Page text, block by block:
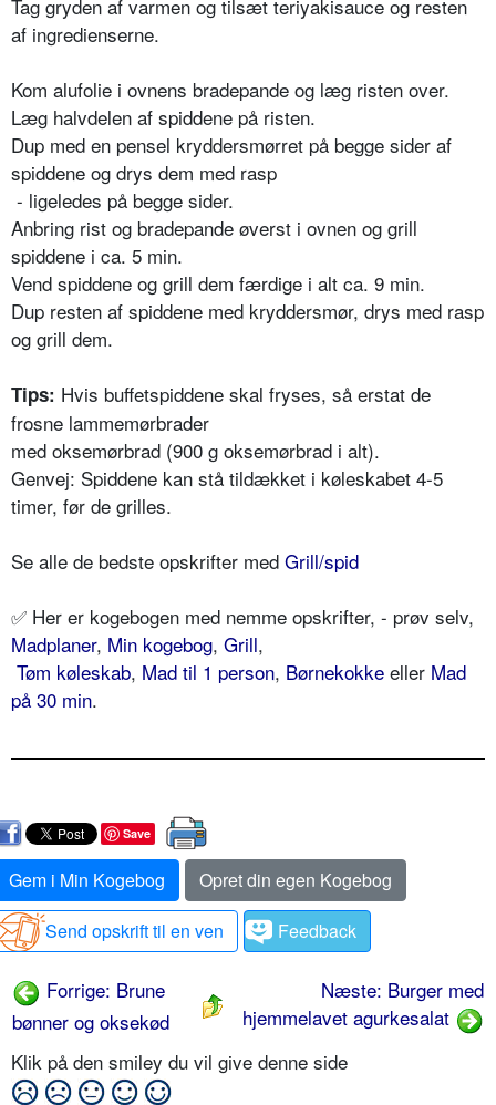
Tag gryden af varmen og tilsæt teriyakisauce og resten
af ingredienserne.
Kom alufolie i ovnens bradepande og læg risten over.
Læg halvdelen af spiddene på risten.
Dup med en pensel kryddersmørret på begge sider af
spiddene og drys dem med rasp
- ligeledes på begge sider.
Anbring rist og bradepande øverst i ovnen og grill
spiddene i ca. 5 min.
Vend spiddene og grill dem færdige i alt ca. 9 min.
Dup resten af spiddene med kryddersmør, drys med rasp
og grill dem.
Tips: Hvis buffetspiddene skal fryses, så erstat de
frosne lammemørbrader
med oksemørbrad (900 g oksemørbrad i alt).
Genvej: Spiddene kan stå tildækket i køleskabet 4-5
timer, før de grilles.
Se alle de bedste opskrifter med Grill/spid
✅ Her er kogebogen med nemme opskrifter, - prøv selv,
Madplaner, Min kogebog, Grill,
Tøm køleskab, Mad til 1 person, Børnekokke eller Mad
på 30 min.
Save
Gem i Min Kogebog
Opret din egen Kogebog
Send opskrift til en ven
Feedback
Forrige: Brune
bønner og oksekød
Næste: Burger med
hjemmelavet agurkesalat
Klik på den smiley du vil give denne side